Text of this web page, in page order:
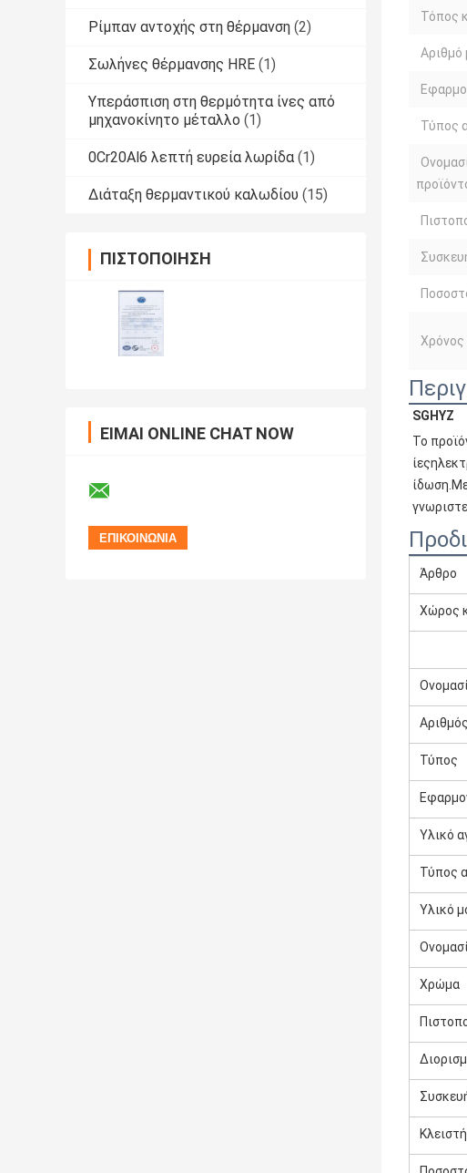
Ρίμπαν αντοχής στη θέρμανση (2)
Σωλήνες θέρμανσης HRE (1)
Υπεράσπιση στη θερμότητα ίνες από
μηχανοκίνητο μέταλλο (1)
0Cr20Al6 λεπτή ευρεία λωρίδα (1)
Διάταξη θερμαντικού καλωδίου (15)
ΠΙΣΤΟΠΟΊΗΣΗ
ΕΊΜΑΙ ONLINE CHAT NOW
Τόπος
Αριθμό
Τύπος
Χρόνος
SGHYZ
Το
ίες
Άρθρο
Χώρος
Τύπος
Υλικό
Τύπος
Υλικό
Χρώμα